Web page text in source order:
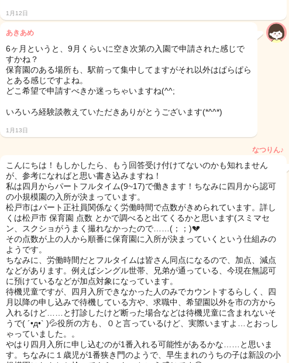
1月12日
あきあめ
6ヶ月というと、9月くらいに空き次第の入園で申請された感じで
すかね？
保育園のある場所も、駅前って集中してますがそれ以外はぱらぱら
とある感じですよね。
どこ希望で申請すべきか迷っちゃいますね(^^;
いろいろ経験談教えていただきありがとうございます(*^^*)
1月13日
なつりん♪
こんにちは！もしかしたら、もう回答受け付けてないのかも知れません
が、参考になればと思い書き込みますね！
私は四月からパートフルタイム(9~17)で働きます！ちなみに四月から認可
の小規模園の入所が決まっています。
松戸市はパート正社員関係なく労働時間で点数がきめられています。詳し
くは松戸市 保育園 点数 とかで調べると出てくるかと思います(スミマセ
ン、スクショがうまく撮れなかったので……(；；)💔
その点数が上の人から順番に保育園に入所が決まっていくという仕組みの
ようです。
ちなみに、労働時間だとフルタイムは皆さん同点になるので、加点、減点
などがあります。例えばシングル世帯、兄弟が通っている、今現在無認可
に預けているなどが加点対象になっています。
待機児童ですが、四月入所できなかった人のみでカウントするらしく、四
月以降の申し込みで待機している方や、求職中、希望園以外を市の方から
入れるけど……と打診したけど断った場合などは待機児童に含まれないそ
うで( ´•д•` )💦役所の方も、０と言っているけど、実際いますよ…とおっし
ゃっていました。。
やはり四月入所に申し込むのが1番入れる可能性があるかな……と思いま
す。ちなみに１歳児が1番狭き門のようで、早生まれのうちの子は新設の小